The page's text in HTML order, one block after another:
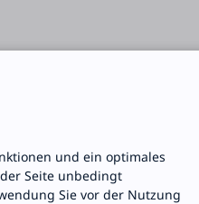
und ein optimales
Seite unbedingt
Sie vor der Nutzung